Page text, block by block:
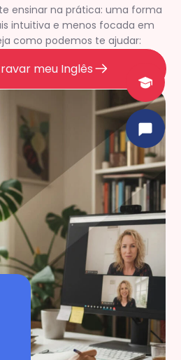
ensinar na prática: uma forma
intuitiva e menos focada em
como podemos te ajudar:
meu Inglês